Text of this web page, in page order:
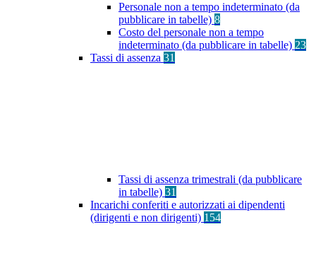
Personale non a tempo indeterminato (da
pubblicare in tabelle) 8
Costo del personale non a tempo
indeterminato (da pubblicare in tabelle) 23
Tassi di assenza 31
Tassi di assenza trimestrali (da pubblicare
in tabelle) 31
Incarichi conferiti e autorizzati ai dipendenti
(dirigenti e non dirigenti) 154